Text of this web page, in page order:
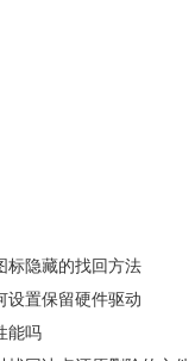
标隐藏的找回方法
设置保留硬件驱动
能吗